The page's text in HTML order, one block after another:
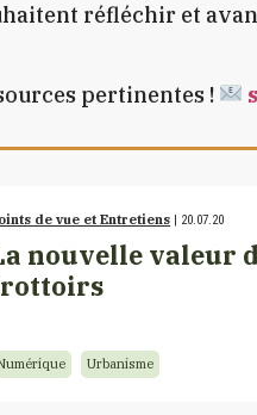
réfléchir et
pertinentes !
de vue et Entretiens | 20.07.20
nouvelle valeur
Urbanisme